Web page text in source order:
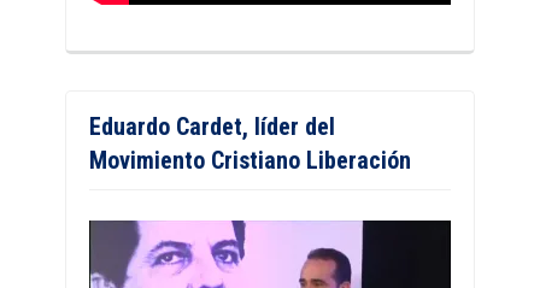
Eduardo Cardet, líder del
Movimiento Cristiano Liberación